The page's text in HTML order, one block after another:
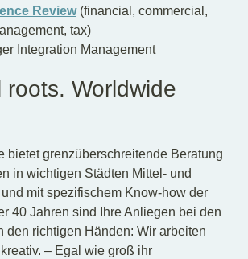
Review(financial, commercial,
tax)
Integration Management
roots. Worldwide
bietet grenzüberschreitende Beratung
in wichtigen Städten Mittel- und
mit spezifischem Know-how der
40 Jahren sind Ihre Anliegen bei den
den richtigen Händen: Wir arbeiten
– Egal wie groß ihr